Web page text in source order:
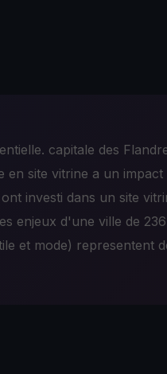
capitale des
site vitrine a un
investi dans un site
enjeux d'une ville de
et mode) representent